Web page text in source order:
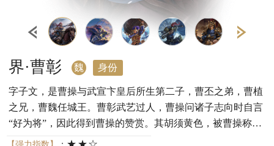
界·曹彰 魏 身份
字子文，是曹操与武宣卞皇后所生第二子，曹丕之弟，曹植
之兄，曹魏任城王。曹彰武艺过人，曹操问诸子志向时自言
“好为将”，因此得到曹操的赞赏。其胡须黄色，被曹操称为
“黄须儿”。